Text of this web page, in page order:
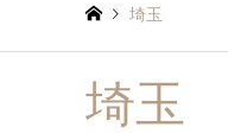
埼玉
埼玉